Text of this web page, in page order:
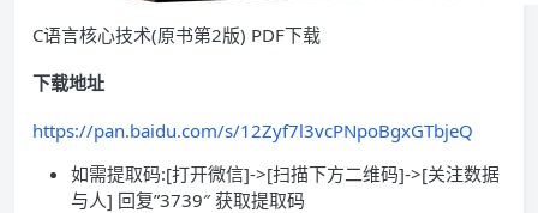
C语言核心技术(原书第2版) PDF下载
下载地址
https://pan.baidu.com/s/12Zyf7l3vcPNpoBgxGTbjeQ
如需提取码:[打开微信]->[扫描下方二维码]->[关注数据
与人] 回复”3739″ 获取提取码